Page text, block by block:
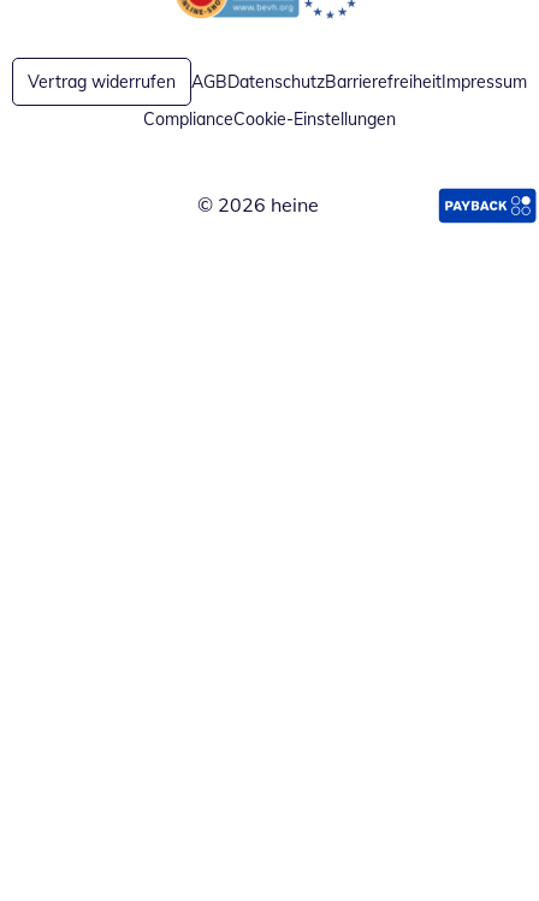
Öffnet in neuem FensterÖffnet in neuem Fenster
Vertrag widerrufen AGBDatenschutzBarrierefreiheitImpressum
ComplianceCookie-Einstellungen
© 2026 heine